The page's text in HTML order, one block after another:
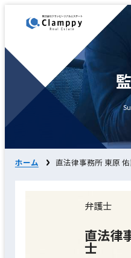
ホーム 直法律事務所 東原
弁護士
直法律
士